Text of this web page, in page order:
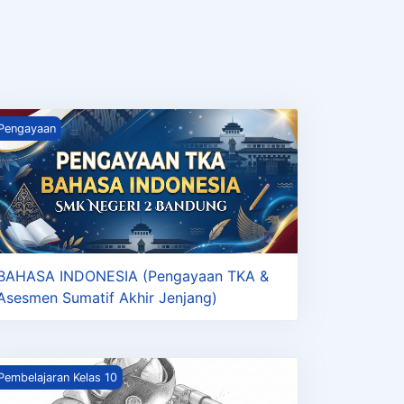
Akhir Jenjang)
INDONESIA (Pengayaan TKA &amp; Asesmen
INDONESIA (Pengayaan TKA &
Sumatif Akhir Jenjang)
dasar Teknik Pengelasan Kelas 10
Kelas 10